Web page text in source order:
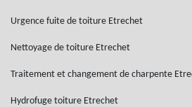
Urgence fuite de toiture Etrechet
Nettoyage de toiture Etrechet
Traitement et changement de charpente
Hydrofuge toiture Etrechet